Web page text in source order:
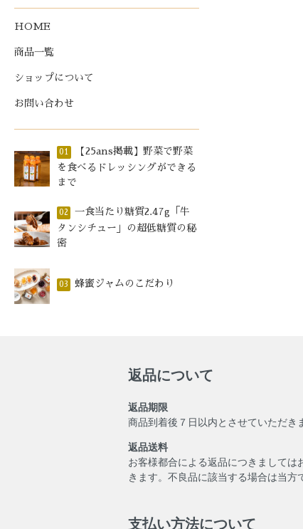
HOME
商品一覧
ショップについて
お問い合わせ
01
【25ans掲載】野菜で野菜
を食べるドレッシングができる
まで
02
一食当たり糖質2.47g「牛
タンシチュー」の超低糖質の秘
密
03 蜂蜜ジャムのこだわり
返品について
返品期限
商品到着後７日以内とさせていただき
返品送料
お客様都合による返品につきましては
きます。不良品に該当する場合は当方
支払い方法について